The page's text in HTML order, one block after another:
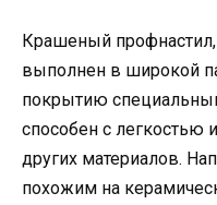
Крашеный
выполнен в широкой
покрытию
способен с легкостью
других материалов.
похожим на